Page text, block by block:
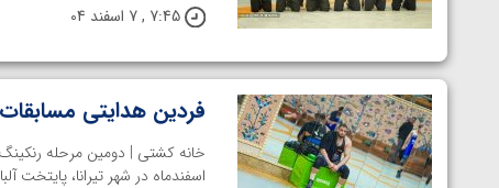
7:45 , 7 اسفند 04
فردین هدایتی
اسفندماه در شهر تیرانا، پایتخت